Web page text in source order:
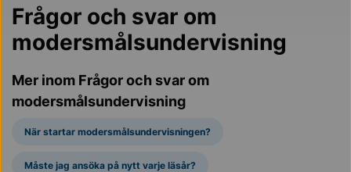
Frågor och svar om
modersmålsundervisning
Mer inom Frågor och svar om
modersmålsundervisning
När startar modersmålsundervisningen?
Måste jag ansöka på nytt varje läsår?